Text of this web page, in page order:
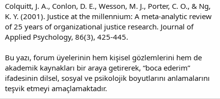
Colquitt, J. A., Conlon, D. E., Wesson, M. J., Porter, C. O., & Ng,
K. Y. (2001). Justice at the millennium: A meta-analytic review
of 25 years of organizational justice research. Journal of
Applied Psychology, 86(3), 425-445.
Bu yazı, forum üyelerinin hem kişisel gözlemlerini hem de
akademik kaynakları bir araya getirerek, “boca ederim”
ifadesinin dilsel, sosyal ve psikolojik boyutlarını anlamalarını
teşvik etmeyi amaçlamaktadır.